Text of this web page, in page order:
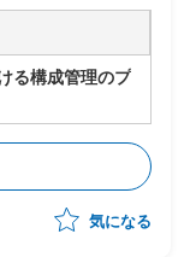
る構成管理のプ
により複数の構
スの現状整理か
定、導入、定着
気になる